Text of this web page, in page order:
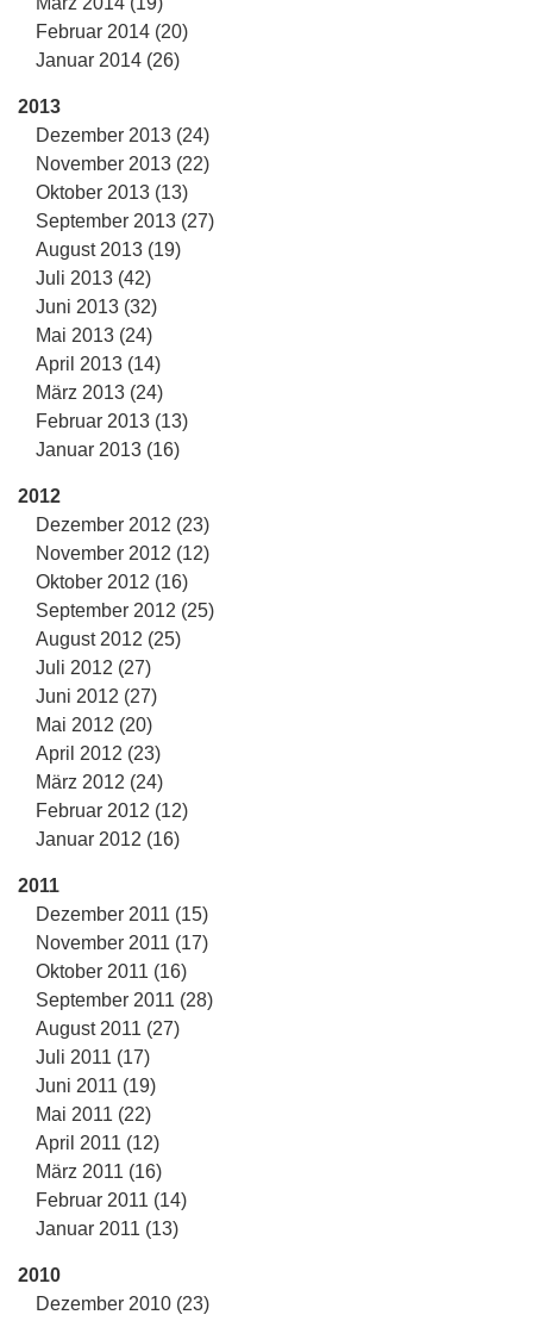
Februar 2014 (20)
Januar 2014 (26)
2013
Dezember 2013 (24)
November 2013 (22)
Oktober 2013 (13)
September 2013 (27)
August 2013 (19)
Juli 2013 (42)
Juni 2013 (32)
Mai 2013 (24)
April 2013 (14)
März 2013 (24)
Februar 2013 (13)
Januar 2013 (16)
2012
Dezember 2012 (23)
November 2012 (12)
Oktober 2012 (16)
September 2012 (25)
August 2012 (25)
Juli 2012 (27)
Juni 2012 (27)
Mai 2012 (20)
April 2012 (23)
März 2012 (24)
Februar 2012 (12)
Januar 2012 (16)
2011
Dezember 2011 (15)
November 2011 (17)
Oktober 2011 (16)
September 2011 (28)
August 2011 (27)
Juli 2011 (17)
Juni 2011 (19)
Mai 2011 (22)
April 2011 (12)
März 2011 (16)
Februar 2011 (14)
Januar 2011 (13)
2010
Dezember 2010 (23)